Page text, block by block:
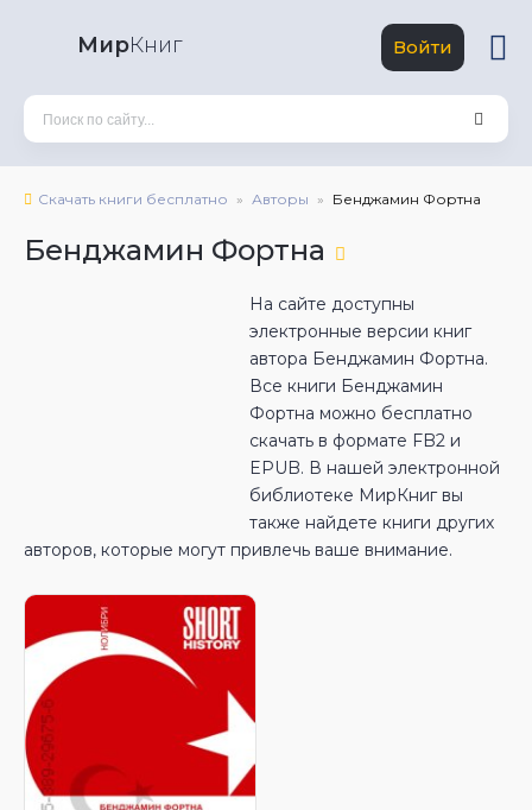
МирКниг Войти
Скачать книги бесплатно Авторы Бенджамин Фортна
Бенджамин Фортна
На сайте доступны
электронные версии книг
автора Бенджамин Фортна.
Все книги Бенджамин
Фортна можно бесплатно
скачать в формате FB2 и
EPUB. В нашей электронной
библиотеке МирКниг вы
также найдете книги других
авторов, которые могут привлечь ваше внимание.